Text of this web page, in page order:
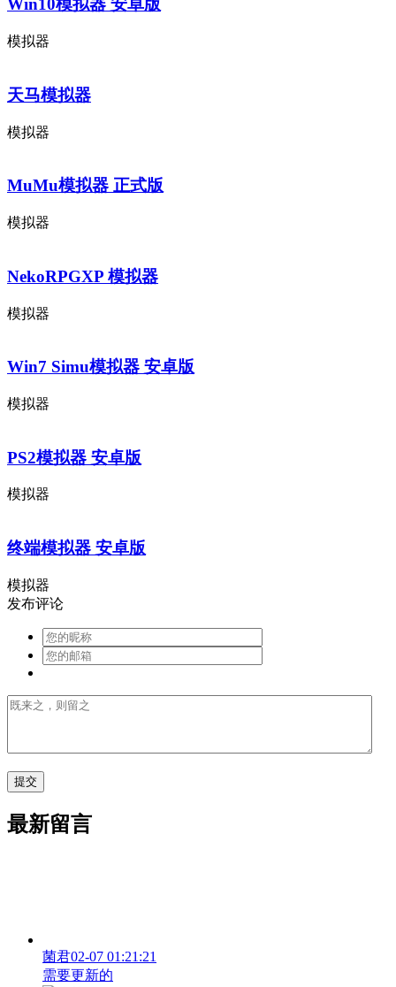
Win10模拟器 安卓版
模拟器
天马模拟器
模拟器
MuMu模拟器 正式版
模拟器
NekoRPGXP 模拟器
模拟器
Win7 Simu模拟器 安卓版
模拟器
PS2模拟器 安卓版
模拟器
终端模拟器 安卓版
模拟器
发布评论
最新留言
菌君02-07 01:21:21
需要更新的